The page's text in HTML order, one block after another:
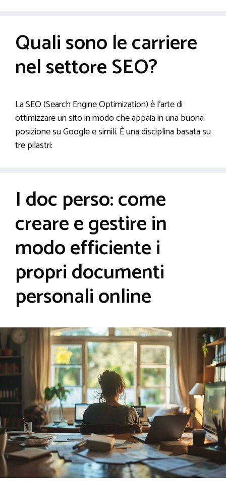
Quali sono le carriere
nel settore SEO?
La SEO (Search Engine Optimization) è l’arte di
ottimizzare un sito in modo che appaia in una buona
posizione su Google e simili. È una disciplina basata su
tre pilastri:
I doc perso: come
creare e gestire in
modo efficiente i
propri documenti
personali online